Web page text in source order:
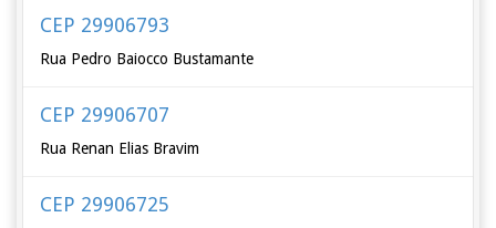
CEP 29906793
Rua Pedro Baiocco Bustamante
CEP 29906707
Rua Renan Elias Bravim
CEP 29906725